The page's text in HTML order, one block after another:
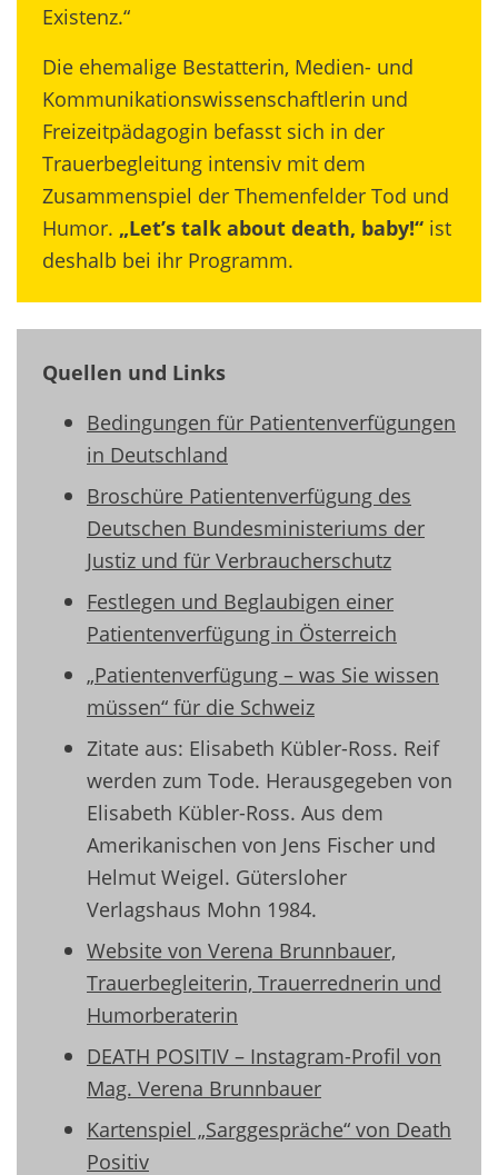
Existenz.“
Die ehemalige Bestatterin, Medien- und
Kommunikationswissenschaftlerin und
Freizeitpädagogin befasst sich in der
Trauerbegleitung intensiv mit dem
Zusammenspiel der Themenfelder Tod und
Humor. „Let’s talk about death, baby!“ ist
deshalb bei ihr Programm.
Quellen und Links
Bedingungen für Patientenverfügungen
in Deutschland
Broschüre Patientenverfügung des
Deutschen Bundesministeriums der
Justiz und für Verbraucherschutz
Festlegen und Beglaubigen einer
Patientenverfügung in Österreich
„Patientenverfügung – was Sie wissen
müssen“ für die Schweiz
Zitate aus: Elisabeth Kübler-Ross. Reif
werden zum Tode. Herausgegeben von
Elisabeth Kübler-Ross. Aus dem
Amerikanischen von Jens Fischer und
Helmut Weigel. Gütersloher
Verlagshaus Mohn 1984.
Website von Verena Brunnbauer,
Trauerbegleiterin, Trauerrednerin und
Humorberaterin
DEATH POSITIV – Instagram-Profil von
Mag. Verena Brunnbauer
Kartenspiel „Sarggespräche“ von Death
Positiv